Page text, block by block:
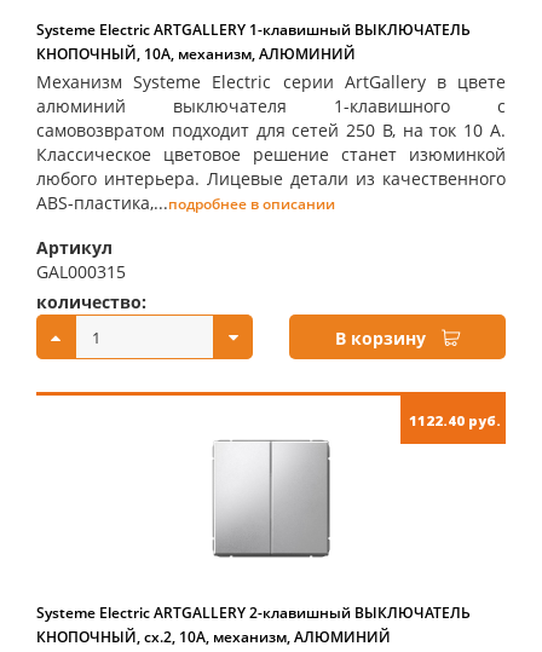
Systeme Electric ARTGALLERY 1-клавишный ВЫКЛЮЧАТЕЛЬ
КНОПОЧНЫЙ, 10А, механизм, АЛЮМИНИЙ
Механизм Systeme Electric серии ArtGallery в цвете
алюминий выключателя 1-клавишного с
самовозвратом подходит для сетей 250 В, на ток 10 А.
Классическое цветовое решение станет изюминкой
любого интерьера. Лицевые детали из качественного
ABS-пластика,...подробнее в описании
Артикул
GAL000315
количество:
В корзину
1122.40 руб.
Systeme Electric ARTGALLERY 2-клавишный ВЫКЛЮЧАТЕЛЬ
КНОПОЧНЫЙ, сх.2, 10А, механизм, АЛЮМИНИЙ